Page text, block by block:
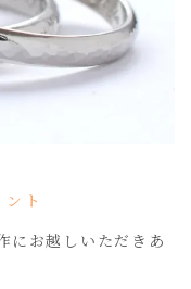
ト
にお越しいただきあ